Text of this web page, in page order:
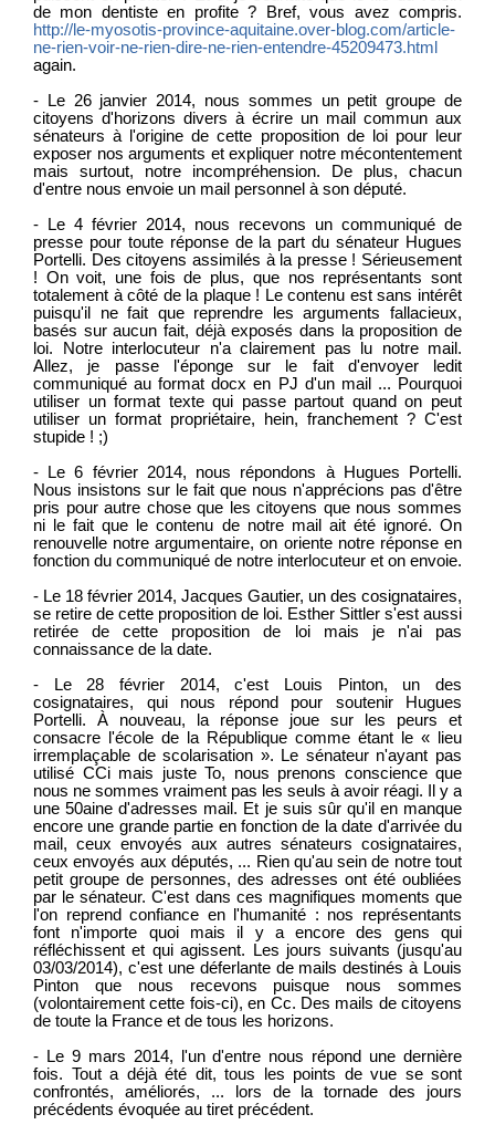
de mon dentiste en profite ? Bref, vous avez compris.
http://le-myosotis-province-aquitaine.over-blog.com/article-
ne-rien-voir-ne-rien-dire-ne-rien-entendre-45209473.html
again.
- Le 26 janvier 2014, nous sommes un petit groupe de
citoyens d'horizons divers à écrire un mail commun aux
sénateurs à l'origine de cette proposition de loi pour leur
exposer nos arguments et expliquer notre mécontentement
mais surtout, notre incompréhension. De plus, chacun
d'entre nous envoie un mail personnel à son député.
- Le 4 février 2014, nous recevons un communiqué de
presse pour toute réponse de la part du sénateur Hugues
Portelli. Des citoyens assimilés à la presse ! Sérieusement
! On voit, une fois de plus, que nos représentants sont
totalement à côté de la plaque ! Le contenu est sans intérêt
puisqu'il ne fait que reprendre les arguments fallacieux,
basés sur aucun fait, déjà exposés dans la proposition de
loi. Notre interlocuteur n'a clairement pas lu notre mail.
Allez, je passe l'éponge sur le fait d'envoyer ledit
communiqué au format docx en PJ d'un mail ... Pourquoi
utiliser un format texte qui passe partout quand on peut
utiliser un format propriétaire, hein, franchement ? C'est
stupide ! ;)
- Le 6 février 2014, nous répondons à Hugues Portelli.
Nous insistons sur le fait que nous n'apprécions pas d'être
pris pour autre chose que les citoyens que nous sommes
ni le fait que le contenu de notre mail ait été ignoré. On
renouvelle notre argumentaire, on oriente notre réponse en
fonction du communiqué de notre interlocuteur et on envoie.
- Le 18 février 2014, Jacques Gautier, un des cosignataires,
se retire de cette proposition de loi. Esther Sittler s'est aussi
retirée de cette proposition de loi mais je n'ai pas
connaissance de la date.
- Le 28 février 2014, c'est Louis Pinton, un des
cosignataires, qui nous répond pour soutenir Hugues
Portelli. À nouveau, la réponse joue sur les peurs et
consacre l'école de la République comme étant le « lieu
irremplaçable de scolarisation ». Le sénateur n'ayant pas
utilisé CCi mais juste To, nous prenons conscience que
nous ne sommes vraiment pas les seuls à avoir réagi. Il y a
une 50aine d'adresses mail. Et je suis sûr qu'il en manque
encore une grande partie en fonction de la date d'arrivée du
mail, ceux envoyés aux autres sénateurs cosignataires,
ceux envoyés aux députés, ... Rien qu'au sein de notre tout
petit groupe de personnes, des adresses ont été oubliées
par le sénateur. C'est dans ces magnifiques moments que
l'on reprend confiance en l'humanité : nos représentants
font n'importe quoi mais il y a encore des gens qui
réfléchissent et qui agissent. Les jours suivants (jusqu'au
03/03/2014), c'est une déferlante de mails destinés à Louis
Pinton que nous recevons puisque nous sommes
(volontairement cette fois-ci), en Cc. Des mails de citoyens
de toute la France et de tous les horizons.
- Le 9 mars 2014, l'un d'entre nous répond une dernière
fois. Tout a déjà été dit, tous les points de vue se sont
confrontés, améliorés, ... lors de la tornade des jours
précédents évoquée au tiret précédent.